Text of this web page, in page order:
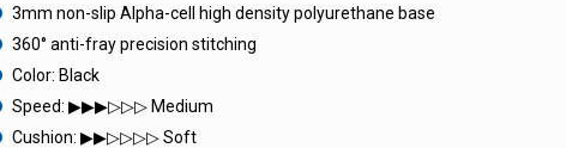
3mm non-slip Alpha-cell high density polyurethane base
360° anti-fray precision stitching
Color: Black
Speed: ▶︎▶︎▶︎▷▷▷ Medium
Cushion: ▶︎▶︎▷▷▷▷ Soft